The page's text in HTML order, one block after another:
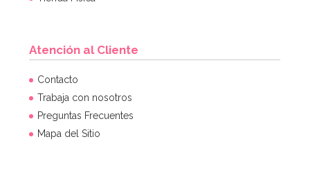
Atención al Cliente
Contacto
Trabaja con nosotros
Preguntas Frecuentes
Mapa del Sitio